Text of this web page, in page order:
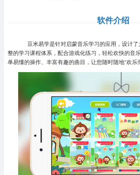
软件介绍
豆米易学是针对启蒙音乐学习的应用，设计了
整的学习课程体系，配合游戏化练习，轻松欢快的音
单易懂的操作、丰富有趣的曲目，让您随时随地“欢乐